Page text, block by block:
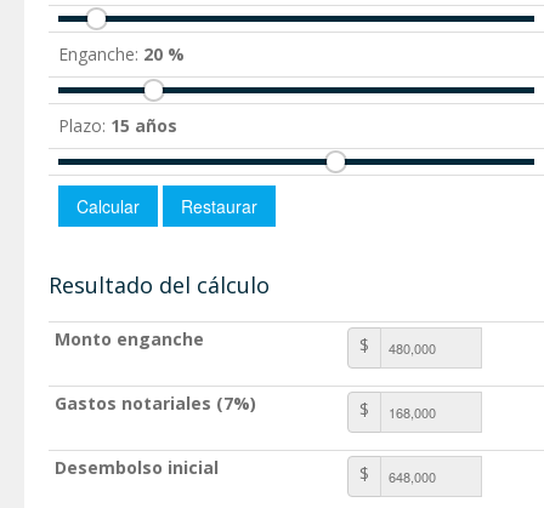
Enganche: 20 %
Plazo: 15 años
Resultado del cálculo
Monto enganche $
Gastos notariales (7%) $
Desembolso inicial $